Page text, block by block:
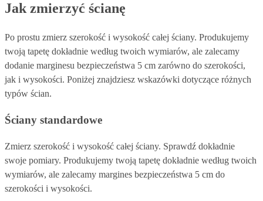
Jak zmierzyć ścianę
Po prostu zmierz szerokość i wysokość całej ściany. Produkujemy
twoją tapetę dokładnie według twoich wymiarów, ale zalecamy
dodanie marginesu bezpieczeństwa 5 cm zarówno do szerokości,
jak i wysokości. Poniżej znajdziesz wskazówki dotyczące różnych
typów ścian.
Ściany standardowe
Zmierz szerokość i wysokość całej ściany. Sprawdź dokładnie
swoje pomiary. Produkujemy twoją tapetę dokładnie według twoich
wymiarów, ale zalecamy margines bezpieczeństwa 5 cm do
szerokości i wysokości.